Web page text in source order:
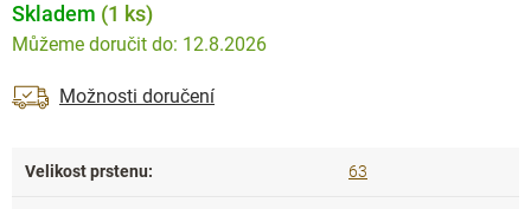
Skladem (1 ks)
12.8.2026
Možnosti doručení
Velikost prstenu: 63